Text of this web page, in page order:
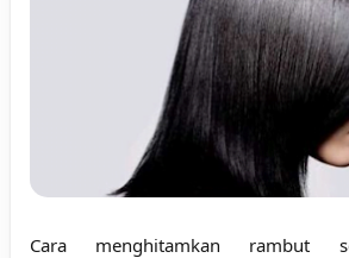
Cara menghitamkan rambut